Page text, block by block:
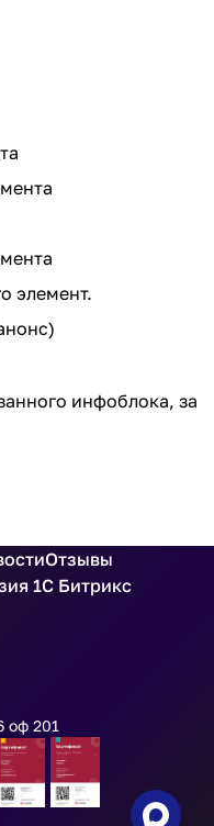
элемент.
инфоблока, за
Отзывы
1С Битрикс
оф 201